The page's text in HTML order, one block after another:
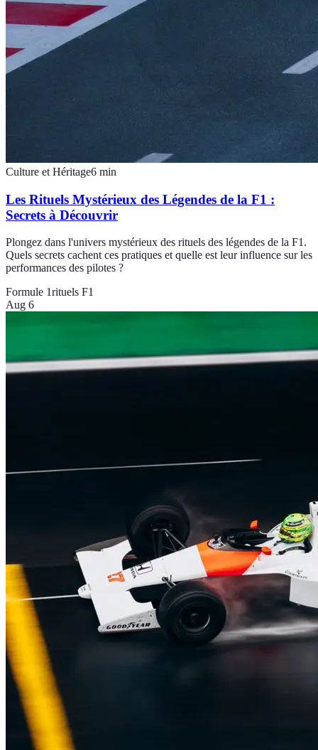
Culture et Héritage6 min
Les Rituels Mystérieux des Légendes de la F1 :
Secrets à Découvrir
Plongez dans l'univers mystérieux des rituels des légendes de la F1.
Quels secrets cachent ces pratiques et quelle est leur influence sur les
performances des pilotes ?
Formule 1rituels F1
Aug 6